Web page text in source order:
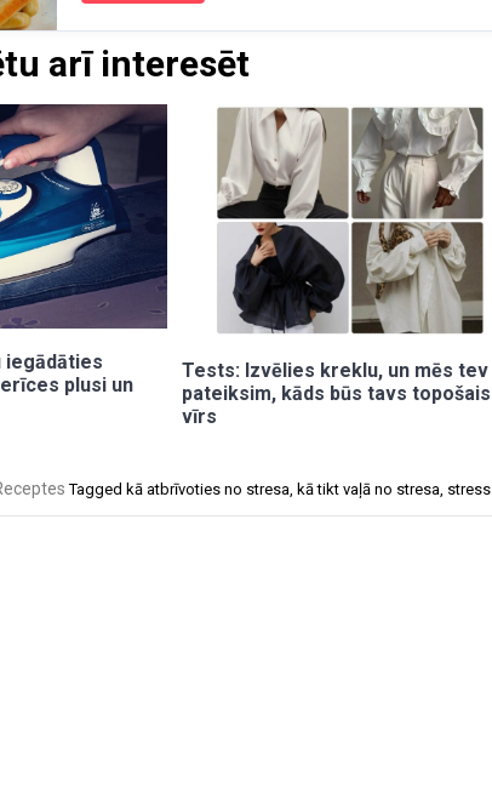
arī interesēt
iegādāties
plusi un
Tests: Izvēlies kreklu, un mēs tev
pateiksim, kāds būs tavs topošais
vīrs
Tagged kā atbrīvoties no stresa kā tikt vaļā no stresa stress